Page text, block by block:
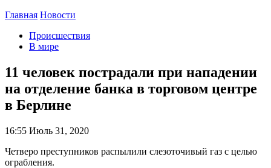
Главная Новости
Происшествия
В мире
11 человек пострадали при нападении
на отделение банка в торговом центре
в Берлине
16:55 Июль 31, 2020
Четверо преступников распылили слезоточивый газ с целью
ограбления.